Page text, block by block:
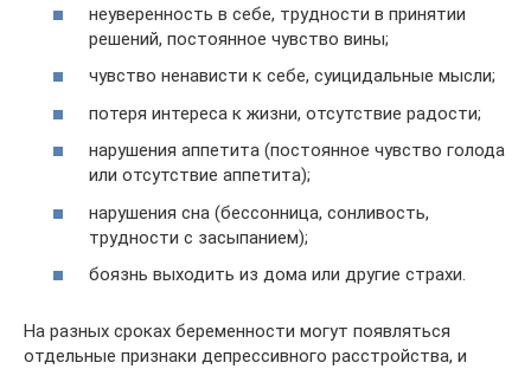
неуверенность в себе, трудности в принятии
решений, постоянное чувство вины;
чувство ненависти к себе, суицидальные мысли;
потеря интереса к жизни, отсутствие радости;
нарушения аппетита (постоянное чувство голода
или отсутствие аппетита);
нарушения сна (бессонница, сонливость,
трудности с засыпанием);
боязнь выходить из дома или другие страхи.
На разных сроках беременности могут появляться
отдельные признаки депрессивного расстройства, и